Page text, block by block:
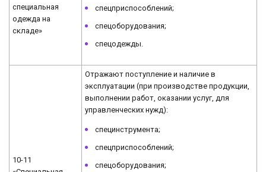
специальная
одежда на
складе»
спецприспособлений;
спецоборудования;
спецодежды.
10-11
Отражают поступление и наличие в
эксплуатации (при производстве продукции,
выполнении работ, оказании услуг, для
управленческих нужд):
специнструмента;
спецприспособлений;
спецоборудования;